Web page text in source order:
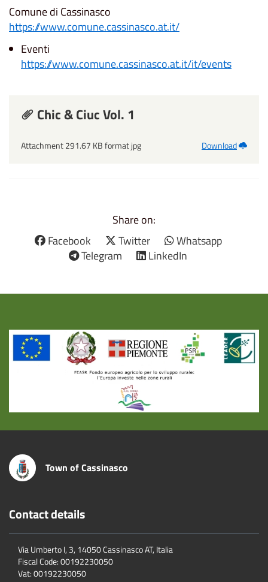
Comune di Cassinasco
https://www.comune.cassinasco.at.it/
Eventi
https://www.comune.cassinasco.at.it/it/events
Chic & Ciuc Vol. 1
Attachment 291.67 KB format jpg Download
Share on:
Facebook
Twitter
Whatsapp
Telegram
LinkedIn
Title
Town of Cassinasco
Contact details
Via Umberto I, 3, 14050 Cassinasco AT, Italia
Fiscal Code:00192230050
Vat:00192230050